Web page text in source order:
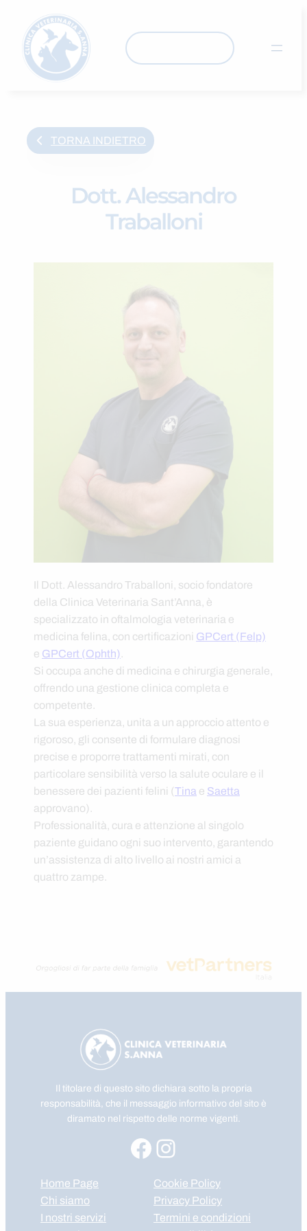
content
TORNA INDIETRO
Dott. Alessandro
Traballoni
Il Dott. Alessandro Traballoni, socio fondatore
della Clinica Veterinaria Sant’Anna, è
specializzato in oftalmologia veterinaria e
medicina felina, con certificazioni GPCert (Felp)
e GPCert (Ophth)
Si occupa anche di medicina e chirurgia generale,
offrendo una gestione clinica completa e
competente.
La sua esperienza, unita a un approccio attento e
rigoroso, gli consente di formulare diagnosi
precise e proporre trattamenti mirati, con
particolare sensibilità verso la salute oculare e il
benessere dei pazienti felini (Tina e Saetta
approvano).
Professionalità, cura e attenzione al singolo
paziente guidano ogni suo intervento, garantendo
un’assistenza di alto livello ai nostri amici a
quattro zampe.
Il titolare di questo sito dichiara sotto la propria
responsabilità, che il messaggio informativo del sito è
diramato nel rispetto delle norme vigenti.
Facebook
Instagram
Home Page
Chi siamo
I nostri servizi
Cookie Policy
Privacy Policy
Termini e condizioni